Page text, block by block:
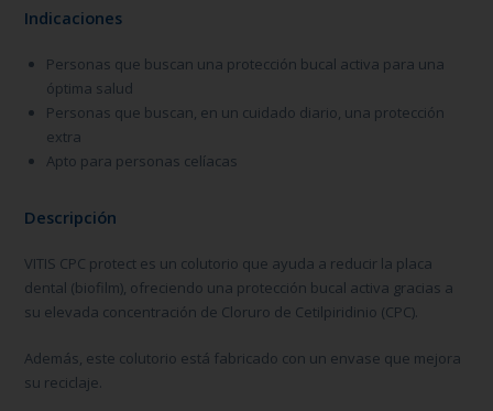
Indicaciones
Personas que buscan una protección bucal activa para una
óptima salud
Personas que buscan, en un cuidado diario, una protección
extra
Apto para personas celíacas
Descripción
VITIS CPC protect es un colutorio que ayuda a reducir la placa
dental (biofilm), ofreciendo una protección bucal activa gracias a
su elevada concentración de Cloruro de Cetilpiridinio (CPC).
Además, este colutorio está fabricado con un envase que mejora
su reciclaje.